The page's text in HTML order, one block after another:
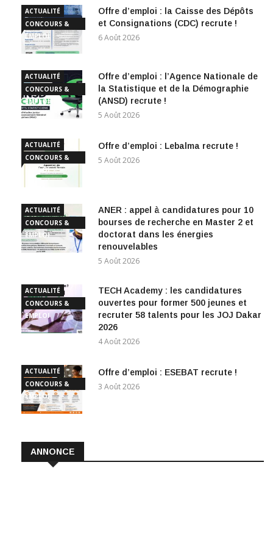
ACTUALITÉ
CONCOURS &
EMPLOI
Offre d’emploi : la Caisse des Dépôts
et Consignations (CDC) recrute !
6 Août 2026
ACTUALITÉ
CONCOURS &
EMPLOI
Offre d’emploi : l’Agence Nationale de
la Statistique et de la Démographie
(ANSD) recrute !
5 Août 2026
ACTUALITÉ
CONCOURS &
EMPLOI
Offre d’emploi : Lebalma recrute !
5 Août 2026
ACTUALITÉ
CONCOURS &
EMPLOI
ANER : appel à candidatures pour 10
bourses de recherche en Master 2 et
doctorat dans les énergies
renouvelables
5 Août 2026
ACTUALITÉ
CONCOURS &
EMPLOI
TECH Academy : les candidatures
ouvertes pour former 500 jeunes et
recruter 58 talents pour les JOJ Dakar
2026
4 Août 2026
ACTUALITÉ
CONCOURS &
EMPLOI
Offre d’emploi : ESEBAT recrute !
3 Août 2026
ANNONCE